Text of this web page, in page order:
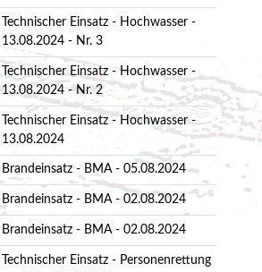
Technischer Einsatz - Hochwasser -
13.08.2024 - Nr. 3
Technischer Einsatz - Hochwasser -
13.08.2024 - Nr. 2
Technischer Einsatz - Hochwasser -
13.08.2024
Brandeinsatz - BMA - 05.08.2024
Brandeinsatz - BMA - 02.08.2024
Brandeinsatz - BMA - 02.08.2024
Technischer Einsatz - Personenrettung